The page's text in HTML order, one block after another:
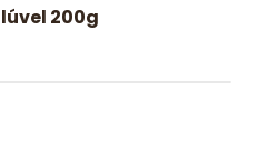
200g